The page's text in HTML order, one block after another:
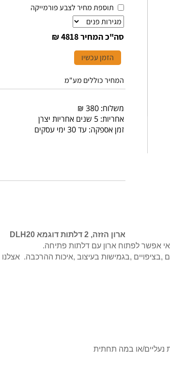
תוספת מחיר לצבע פורמייקה
סה"כ המחיר4818 ₪
הזמן עכשיו
המחיר כוללים מע"מ
משלוח: 380 ₪
אחריות: 5 שנים אחריות יצרן
זמן אספקה: עד 30 ימי עסקים
ארון הזזה, 2 דלתות דוגמא DLH20
אפשר לפתוח ארון עם דלתות פתיחה.
,בציפויים ,בגמישות בעיצוב ,איכות ההרכבה.
נעליים/או במה תחתית